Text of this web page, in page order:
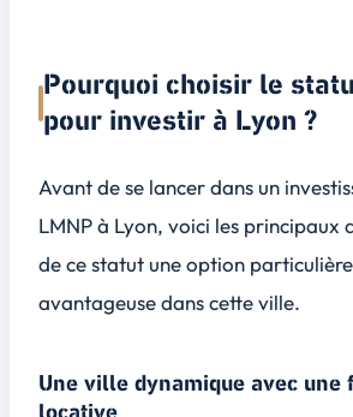
Pourquoi choisir le
pour investir à Lyon ?
Avant de se lancer dans un
LMNP à Lyon, voici les principaux
de ce statut une option
avantageuse dans cette ville.
Une ville dynamique avec une